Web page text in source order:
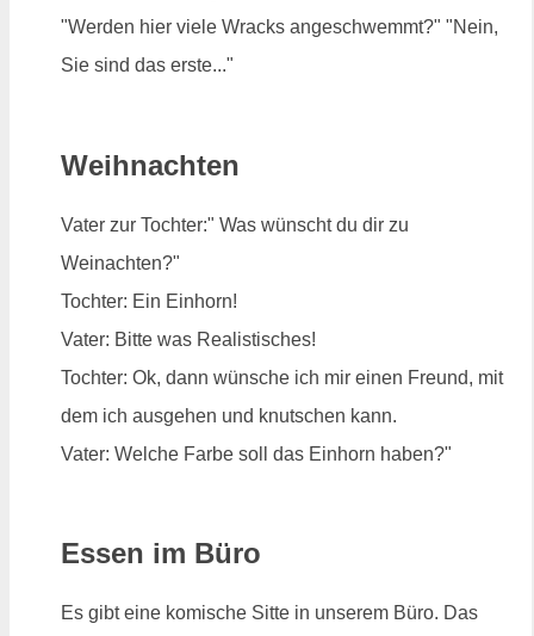
"Werden hier viele Wracks angeschwemmt?" "Nein,
Sie sind das erste..."
Weihnachten
Vater zur Tochter:" Was wünscht du dir zu
Weinachten?"
Tochter: Ein Einhorn!
Vater: Bitte was Realistisches!
Tochter: Ok, dann wünsche ich mir einen Freund, mit
dem ich ausgehen und knutschen kann.
Vater: Welche Farbe soll das Einhorn haben?"
Essen im Büro
Es gibt eine komische Sitte in unserem Büro. Das